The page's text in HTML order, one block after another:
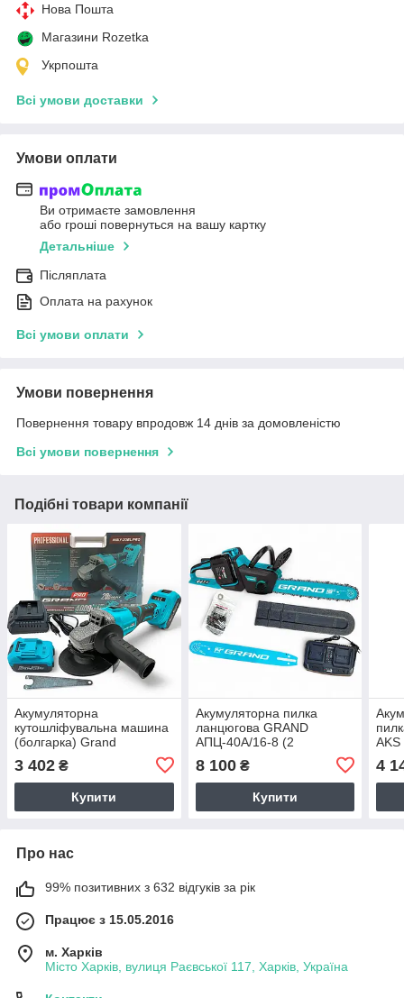
Нова Пошта
Магазини Rozetka
Укрпошта
Всі умови доставки
Умови оплати
Ви отримаєте замовлення
або гроші повернуться на вашу картку
Детальніше
Післяплата
Оплата на рахунок
Всі умови оплати
Умови повернення
Повернення товару впродовж 14 днів за домовленістю
Всі умови повернення
Подібні товари компанії
Акумуляторна
кутошліфувальна машина
(болгарка) Grand
МШУ-20BL/PRO (2 акум.
20В, 4000 мАг, 125мм,
ЧЕХІЯ)
3 402 ₴
Купити
Акумуляторна пилка
ланцюгова GRAND
АПЦ-40А/16-8 (2
акумулятори, 40В, 8000
мАг, шина 405/355 мм,
ЧЕХІЯ)
8 100₴
Купити
4
Про нас
99% позитивних з 632 відгуків за рік
Працює з 15.05.2016
м. Харків
Місто Харків, вулиця Раєвської 117, Харків, Україна